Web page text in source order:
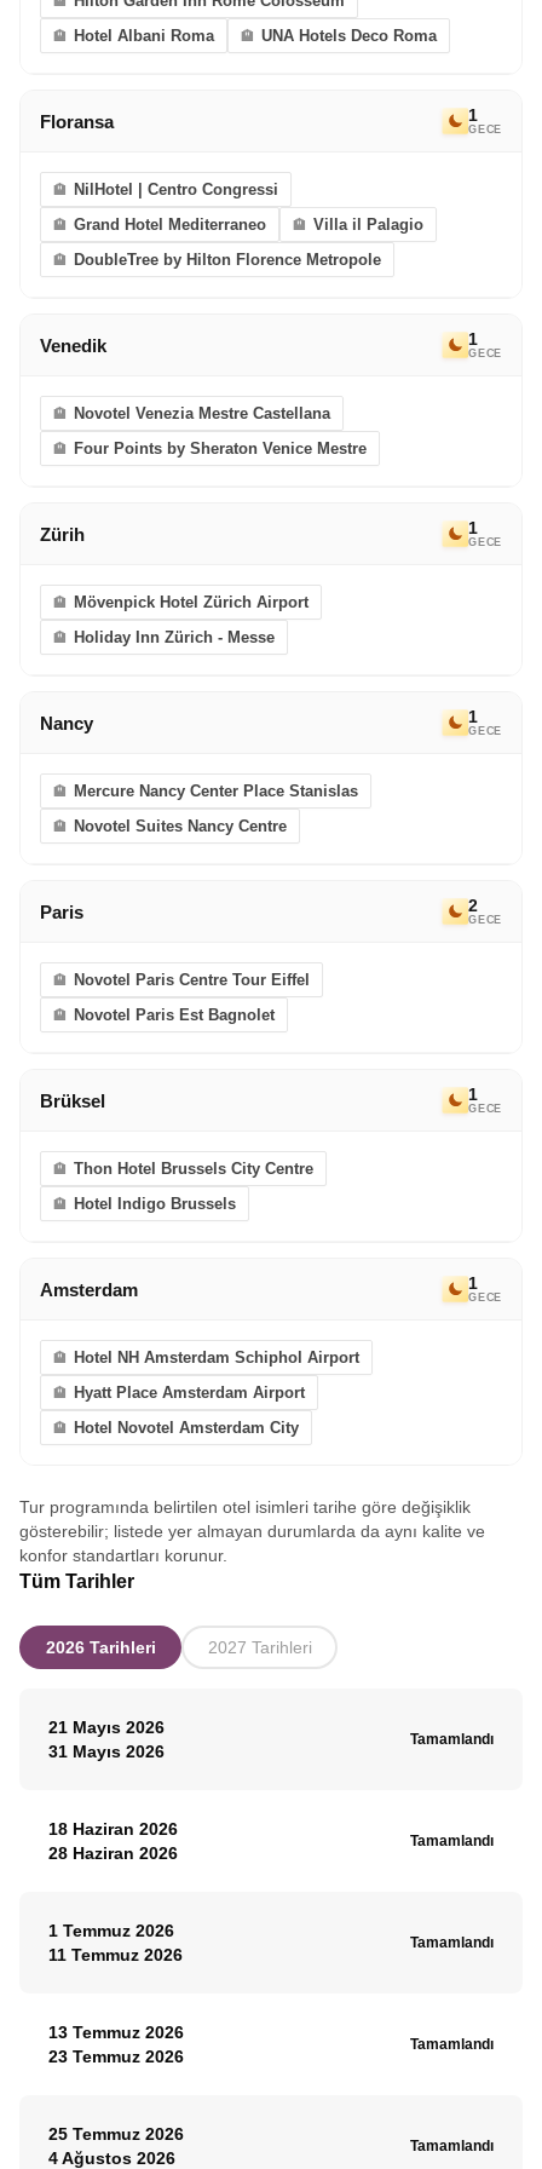
Hotel Albani Roma
UNA Hotels Deco Roma
Floransa 1
GECE
NilHotel | Centro Congressi
Grand Hotel Mediterraneo
Villa il Palagio
DoubleTree by Hilton Florence Metropole
Venedik 1
GECE
Novotel Venezia Mestre Castellana
Four Points by Sheraton Venice Mestre
Zürih 1
GECE
Mövenpick Hotel Zürich Airport
Holiday Inn Zürich - Messe
Nancy 1
GECE
Mercure Nancy Center Place Stanislas
Novotel Suites Nancy Centre
Paris 2
GECE
Novotel Paris Centre Tour Eiffel
Novotel Paris Est Bagnolet
Brüksel 1
GECE
Thon Hotel Brussels City Centre
Hotel Indigo Brussels
Amsterdam 1
GECE
Hotel NH Amsterdam Schiphol Airport
Hyatt Place Amsterdam Airport
Hotel Novotel Amsterdam City
Tur programında belirtilen otel isimleri tarihe göre değişiklik
gösterebilir; listede yer almayan durumlarda da aynı kalite ve
konfor standartları korunur.
Tüm Tarihler
2026 Tarihleri 2027 Tarihleri
21 Mayıs 2026
31 Mayıs 2026
Tamamlandı
18 Haziran 2026
28 Haziran 2026
Tamamlandı
1 Temmuz 2026
11 Temmuz 2026
Tamamlandı
13 Temmuz 2026
23 Temmuz 2026
Tamamlandı
25 Temmuz 2026
4 Ağustos 2026
Tamamlandı